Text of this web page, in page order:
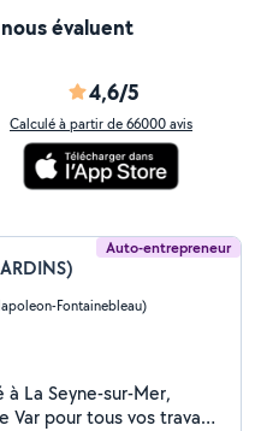
évaluent
4,6/5
Calculé à partir de 66000 avis
Auto-entrepreneur
Fontainebleau)
Var pour tous vos travaux